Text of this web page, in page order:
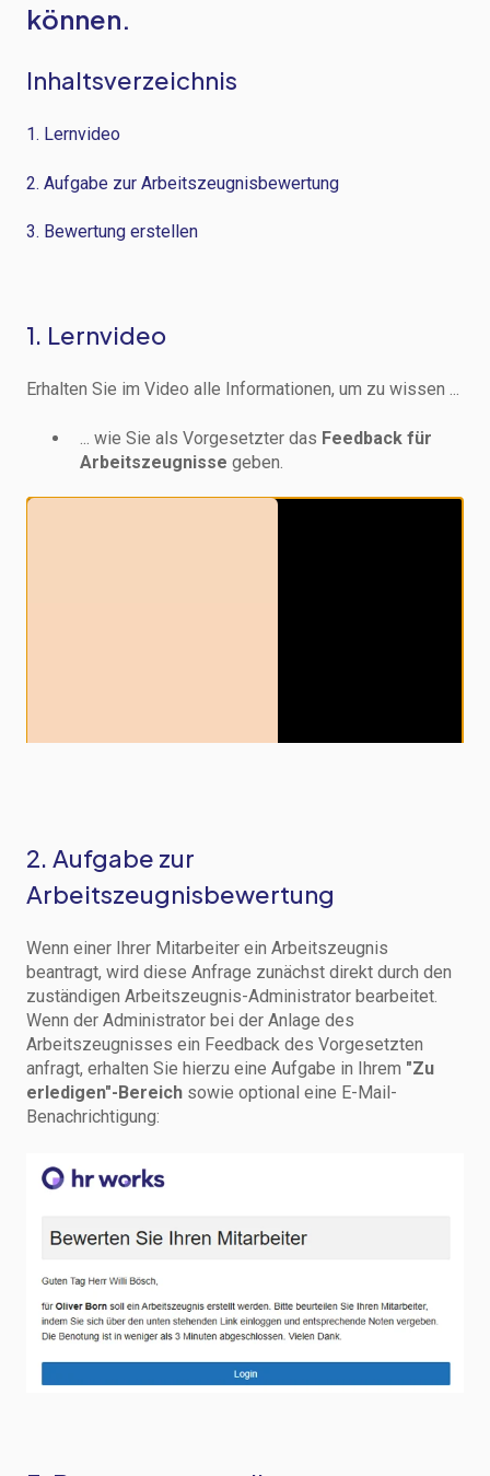
können.
Inhaltsverzeichnis
1. Lernvideo
2. Aufgabe zur Arbeitszeugnisbewertung
3. Bewertung erstellen
1. Lernvideo
Erhalten Sie im Video alle Informationen, um zu wissen ...
... wie Sie als Vorgesetzter das Feedback für
Arbeitszeugnisse geben.
2. Aufgabe zur
Arbeitszeugnisbewertung
Wenn einer Ihrer Mitarbeiter ein Arbeitszeugnis
beantragt, wird diese Anfrage zunächst direkt durch den
zuständigen Arbeitszeugnis-Administrator bearbeitet.
Wenn der Administrator bei der Anlage des
Arbeitszeugnisses ein Feedback des Vorgesetzten
anfragt, erhalten Sie hierzu eine Aufgabe in Ihrem "Zu
erledigen"-Bereich sowie optional eine E-Mail-
Benachrichtigung: